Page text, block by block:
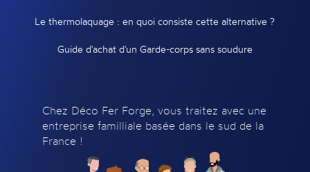
Le thermolaquage : en quoi consiste cette alternative ?
Guide d'achat d'un Garde-corps sans soudure
Chez Déco Fer Forge, vous traitez avec une
entreprise familliale basée dans le sud de la
France !